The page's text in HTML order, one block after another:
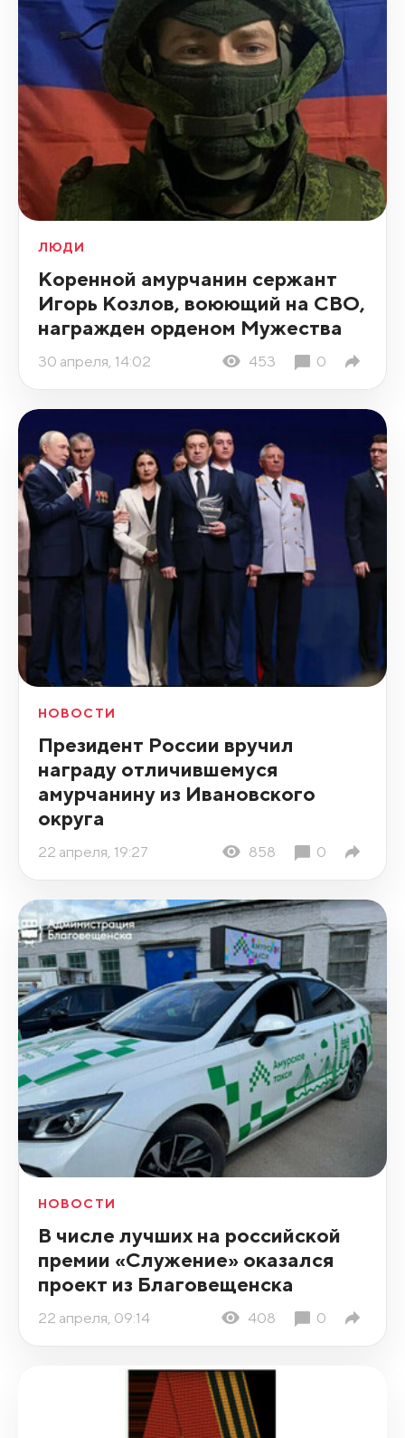
ЛЮДИ
Коренной амурчанин сержант
Игорь Козлов, воюющий на СВО,
награжден орденом Мужества
30 апреля, 14:02 453 0
НОВОСТИ
Президент России вручил
награду отличившемуся
амурчанину из Ивановского
округа
22 апреля, 19:27 858 0
НОВОСТИ
В числе лучших на российской
премии «Служение» оказался
проект из Благовещенска
22 апреля, 09:14 408 0